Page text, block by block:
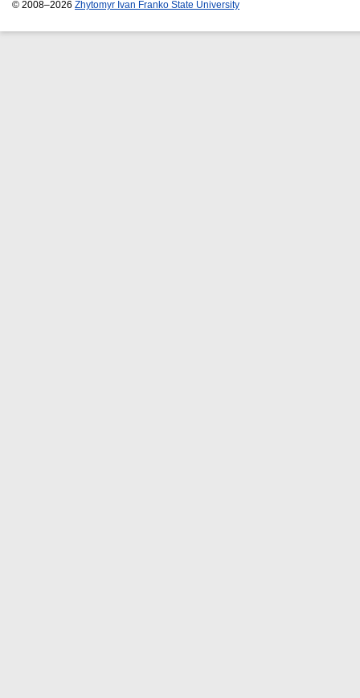
© 2008–2026 Zhytomyr Ivan Franko State University